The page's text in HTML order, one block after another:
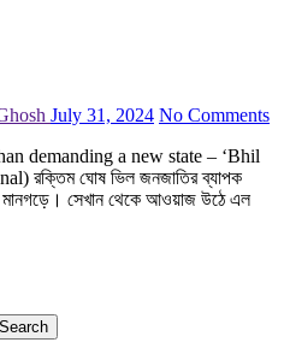
July 31, 2024 No Comments
demanding a new state – ‘Bhil
রক্তিম ঘোষ ভিল জনজাতির ব্যাপক
মানগড়ে। সেখান থেকে আওয়াজ উঠে এল
Search